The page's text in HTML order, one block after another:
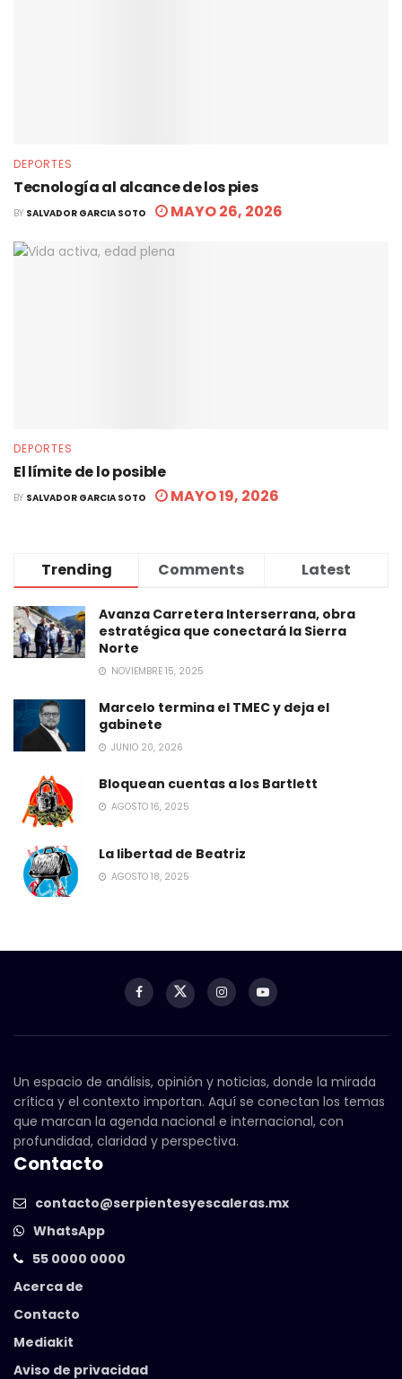
DEPORTES
Tecnología al alcance de los pies
BY SALVADOR GARCIA SOTO MAYO 26, 2026
DEPORTES
El límite de lo posible
BY SALVADOR GARCIA SOTO MAYO 19, 2026
Trending Comments Latest
Avanza Carretera Interserrana, obra
estratégica que conectará la Sierra
Norte
NOVIEMBRE 15, 2025
Marcelo termina el TMEC y deja el
gabinete
JUNIO 20, 2026
Bloquean cuentas a los Bartlett
AGOSTO 16, 2025
La libertad de Beatriz
AGOSTO 18, 2025
Un espacio de análisis, opinión y noticias, donde la mirada
crítica y el contexto importan. Aquí se conectan los temas
que marcan la agenda nacional e internacional, con
profundidad, claridad y perspectiva.
Contacto
contacto@serpientesyescaleras.mx
WhatsApp
55 0000 0000
Acerca de
Contacto
Mediakit
Aviso de privacidad